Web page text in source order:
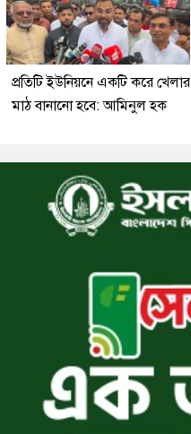
প্রতিটি ইউনিয়নে একটি করে খেলার
মাঠ বানানো হবে: আমিনুল হক